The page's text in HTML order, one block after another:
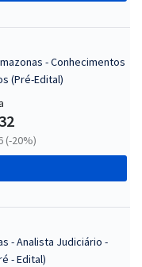
- Conhecimentos
(Pré-Edital)
(-20%)
- Analista Judiciário -
- Edital)